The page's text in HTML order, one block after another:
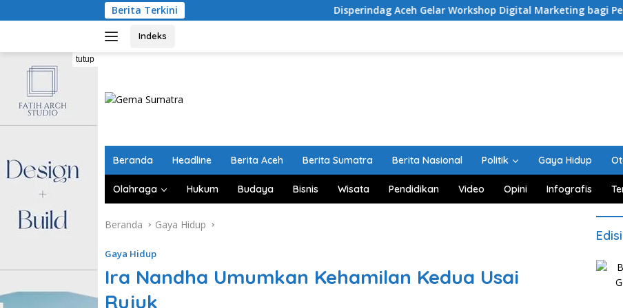
ke
Berita Terkini Disperindag Aceh Gelar Workshop Digital Marketing bagi Pelaku Usaha
Indeks
tutup
Beranda Headline Berita Aceh Berita Sumatra Berita Nasional Politik Gaya Hidup
Olahraga Hukum Budaya Bisnis Wisata Pendidikan Video Opini Infografis
Beranda Gaya Hidup
Gaya Hidup
Ira Nandha Umumkan Kehamilan Kedua Usai
Rujuk